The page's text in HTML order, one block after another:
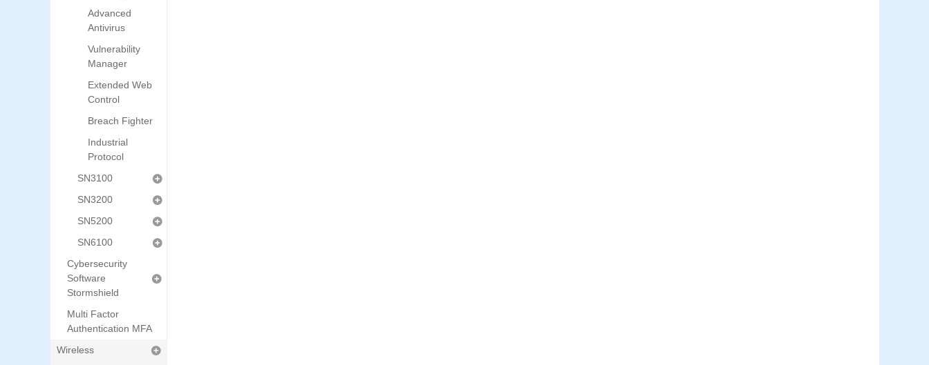
Advanced
Antivirus
Vulnerability
Manager
Extended Web
Control
Breach Fighter
Industrial
Protocol
SN3100
SN3200
SN5200
SN6100
Cybersecurity
Software
Stormshield
Multi Factor
Authentication MFA
Wireless